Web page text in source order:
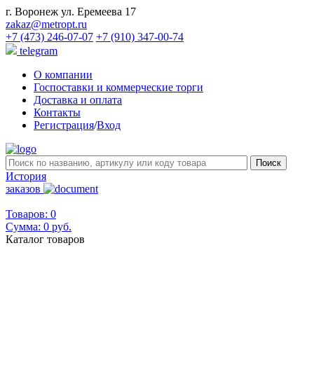
г. Воронеж ул. Еремеева 17
zakaz@metropt.ru
+7 (473) 246-07-07 +7 (910) 347-00-74
telegram
О компании
Госпоставки и коммерческие торги
Доставка и оплата
Контакты
Регистрация/Вход
История
заказов
Товаров: 0
Сумма: 0 руб.
Каталог товаров